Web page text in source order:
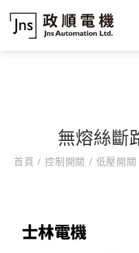
無熔絲斷
首頁/ 控制開關/ 低壓開關